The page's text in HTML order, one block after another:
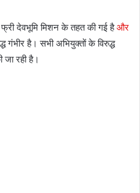
फ्री देवभूमि मिशन के तहत की गई हैऔर
गंभीर है। सभी अभियुक्तों के विरुद्ध
जा रही है।